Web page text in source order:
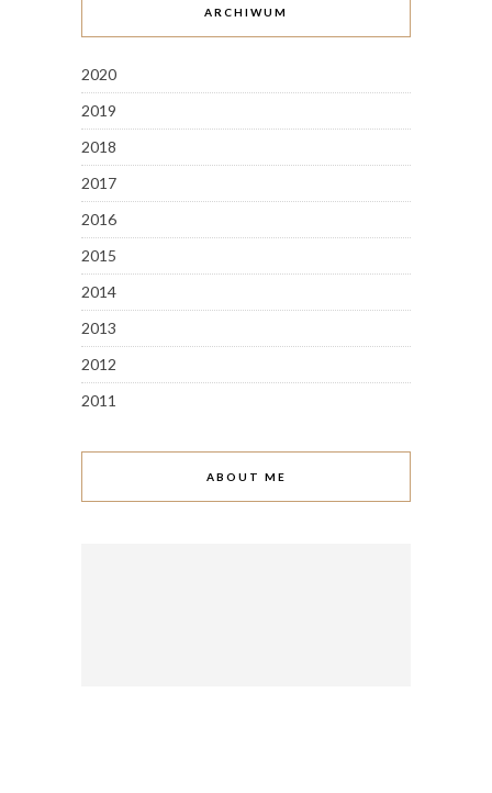
ARCHIWUM
2020
2019
2018
2017
2016
2015
2014
2013
2012
2011
ABOUT ME